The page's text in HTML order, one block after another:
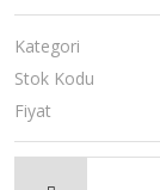
Kategori
Stok Kodu
Fiyat